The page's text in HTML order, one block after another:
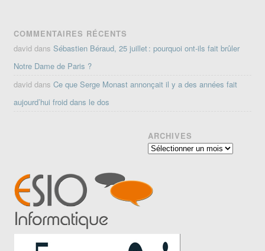
COMMENTAIRES RÉCENTS
david dansSébastien Béraud, 25 juillet : pourquoi ont-ils fait brûler
Notre Dame de Paris ?
david dansCe que Serge Monast annonçait il y a des années fait
aujourd’hui froid dans le dos
ARCHIVES
Archives